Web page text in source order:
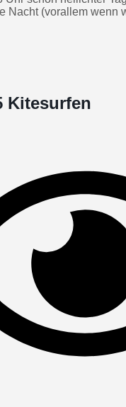
Nacht (vorallem wenn
Kitesurfen